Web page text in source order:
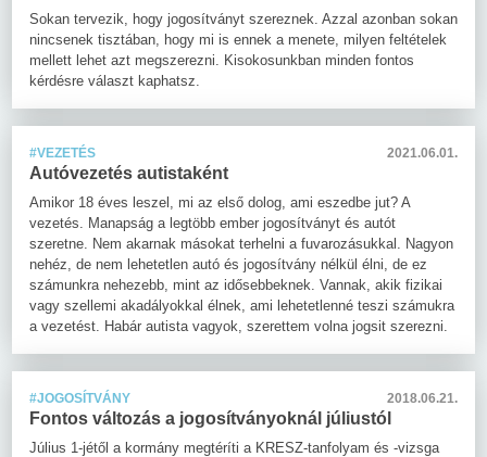
Sokan tervezik, hogy jogosítványt szereznek. Azzal azonban sokan
nincsenek tisztában, hogy mi is ennek a menete, milyen feltételek
mellett lehet azt megszerezni. Kisokosunkban minden fontos
kérdésre választ kaphatsz.
#VEZETÉS 2021.06.01.
Autóvezetés autistaként
Amikor 18 éves leszel, mi az első dolog, ami eszedbe jut? A
vezetés. Manapság a legtöbb ember jogosítványt és autót
szeretne. Nem akarnak másokat terhelni a fuvarozásukkal. Nagyon
nehéz, de nem lehetetlen autó és jogosítvány nélkül élni, de ez
számunkra nehezebb, mint az idősebbeknek. Vannak, akik fizikai
vagy szellemi akadályokkal élnek, ami lehetetlenné teszi számukra
a vezetést. Habár autista vagyok, szerettem volna jogsit szerezni.
#JOGOSÍTVÁNY 2018.06.21.
Fontos változás a jogosítványoknál júliustól
Július 1-jétől a kormány megtéríti a KRESZ-tanfolyam és -vizsga